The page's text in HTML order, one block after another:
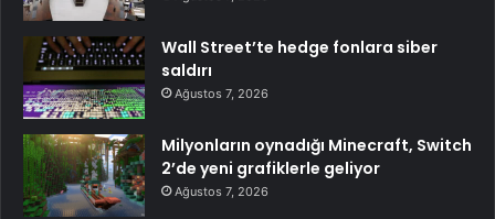
Wall Street’te hedge fonlara siber
saldırı
Ağustos 7, 2026
Milyonların oynadığı Minecraft, Switch
2’de yeni grafiklerle geliyor
Ağustos 7, 2026